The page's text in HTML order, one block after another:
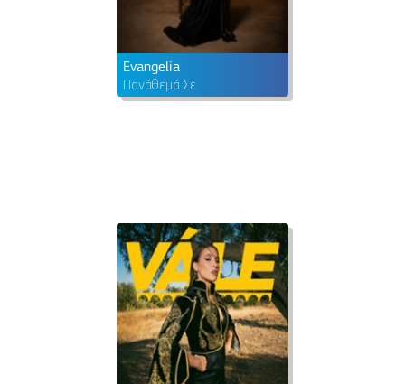
Evangelia
Πανάθεμά Σε